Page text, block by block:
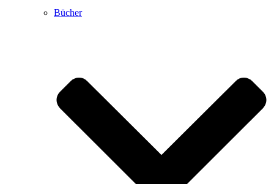
Bücher